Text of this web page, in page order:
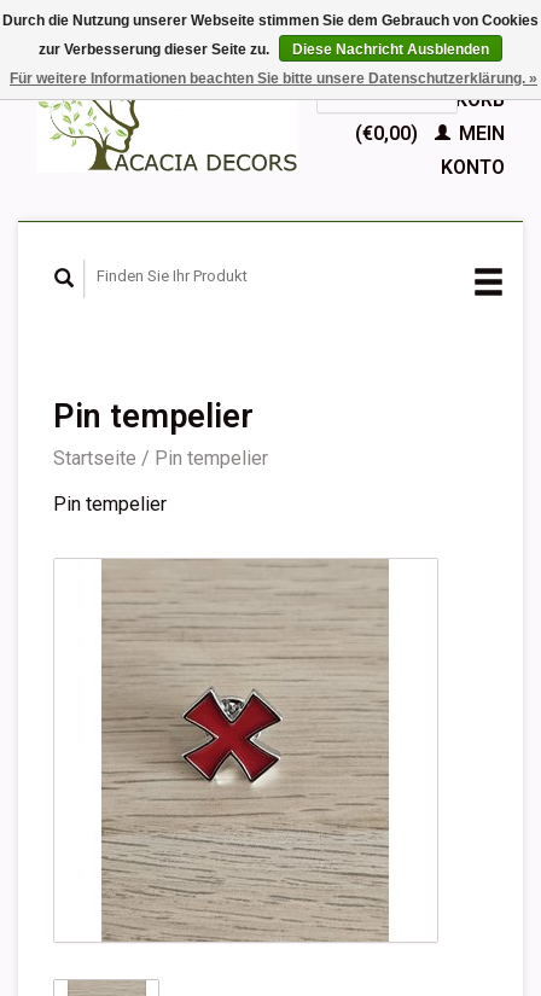
EUR
GBPDeutsch
Nederlands
English
IHR WARENKORB
(€0,00)
MEIN
KONTO
Pin tempelier
Startseite / Pin tempelier
Pin tempelier
Durch die Nutzung unserer Webseite stimmen Sie dem Gebrauch von Cookies
zur Verbesserung dieser Seite zu.
Diese Nachricht Ausblenden
Für weitere Informationen beachten Sie bitte unsere Datenschutzerklärung. »